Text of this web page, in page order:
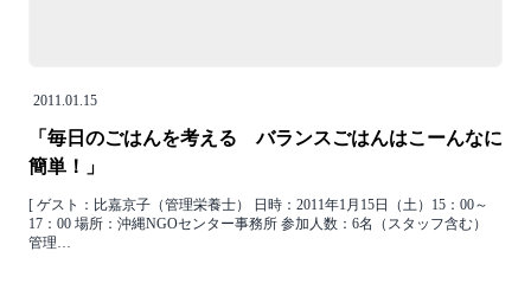
2011.01.15
「毎日のごはんを考える バランスごはんはこーんなに
簡単！」
[ ゲスト：比嘉京子（管理栄養士） 日時：2011年1月15日（土）15：00～
17：00 場所：沖縄NGOセンター事務所 参加人数：6名（スタッフ含む）
管理…